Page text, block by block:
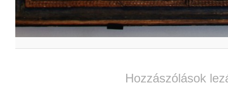
Hozzászólások